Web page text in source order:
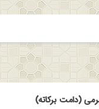
(دامت برکاته)